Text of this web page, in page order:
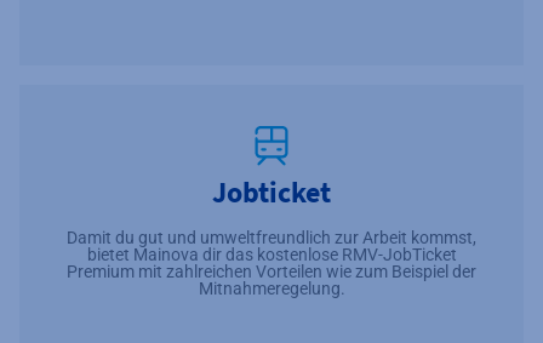
Jobticket
Damit du gut und umweltfreundlich zur Arbeit kommst,
bietet Mainova dir das kostenlose RMV-JobTicket
Premium mit zahlreichen Vorteilen wie zum Beispiel der
Mitnahmeregelung.